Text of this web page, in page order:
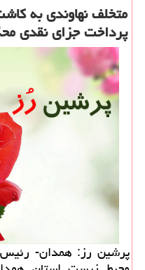
پرداخت جزای نقدی
پرشین رز: همدان- رئیس